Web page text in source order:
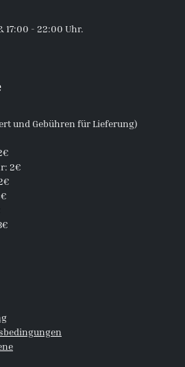
17:00 - 22:00 Uhr.
und Gebühren für Lieferung)
2€